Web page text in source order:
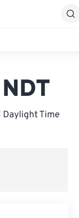
Daylight Time